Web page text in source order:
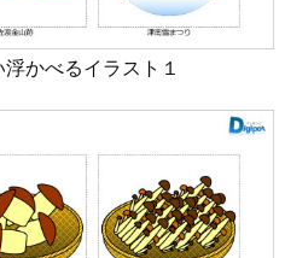
かべるイラスト１